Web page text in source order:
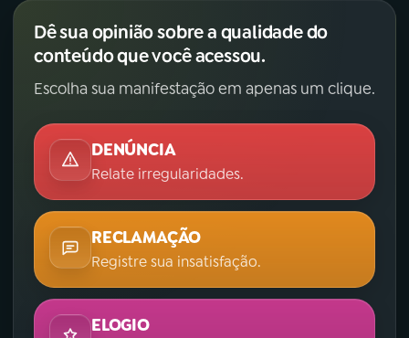
Dê sua opinião sobre a qualidade do
conteúdo que você acessou.
Escolha sua manifestação em apenas um clique.
DENÚNCIA
Relate irregularidades.
RECLAMAÇÃO
Registre sua insatisfação.
ELOGIO